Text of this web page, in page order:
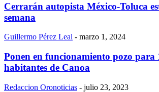
Cerrarán autopista México-Toluca
semana
Guillermo Pérez Leal - marzo 1, 2024
Ponen en funcionamiento pozo para
habitantes de Canoa
Redaccion Oronoticias - julio 23, 2023